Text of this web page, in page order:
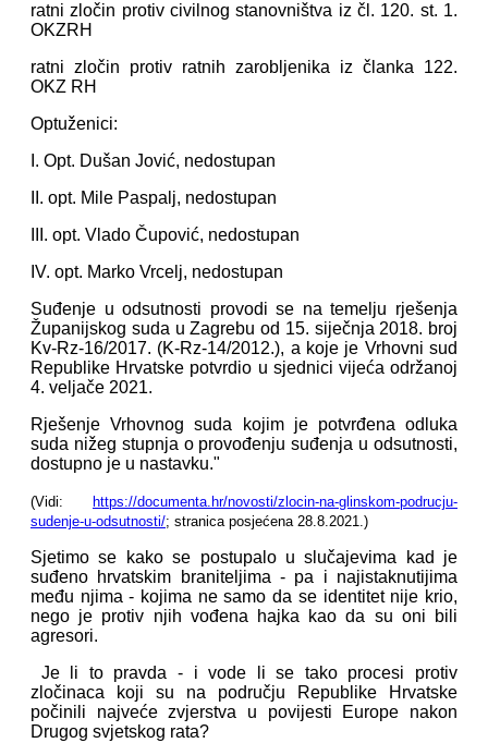
ratni zločin protiv civilnog stanovništva iz čl. 120. st. 1.
OKZRH
ratni zločin protiv ratnih zarobljenika iz članka 122.
OKZ RH
Optuženici:
I. Opt. Dušan Jović, nedostupan
II. opt. Mile Paspalj, nedostupan
III. opt. Vlado Čupović, nedostupan
IV. opt. Marko Vrcelj, nedostupan
Suđenje u odsutnosti provodi se na temelju rješenja
Županijskog suda u Zagrebu od 15. siječnja 2018. broj
Kv-Rz-16/2017. (K-Rz-14/2012.), a koje je Vrhovni sud
Republike Hrvatske potvrdio u sjednici vijeća održanoj
4. veljače 2021.
Rješenje Vrhovnog suda kojim je potvrđena odluka
suda nižeg stupnja o provođenju suđenja u odsutnosti,
dostupno je u nastavku."
(Vidi:
https://documenta.hr/novosti/zlocin-na-glinskom-podrucju-
sudenje-u-odsutnosti/; stranica posjećena 28.8.2021.)
Sjetimo se kako se postupalo u slučajevima kad je
suđeno hrvatskim braniteljima - pa i najistaknutijima
među njima - kojima ne samo da se identitet nije krio,
nego je protiv njih vođena hajka kao da su oni bili
agresori.
Je li to pravda - i vode li se tako procesi protiv
zločinaca koji su na području Republike Hrvatske
počinili najveće zvjerstva u povijesti Europe nakon
Drugog svjetskog rata?